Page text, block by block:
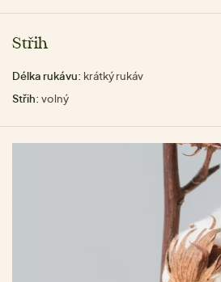
Střih
Délka rukávu: krátký rukáv
Střih: volný